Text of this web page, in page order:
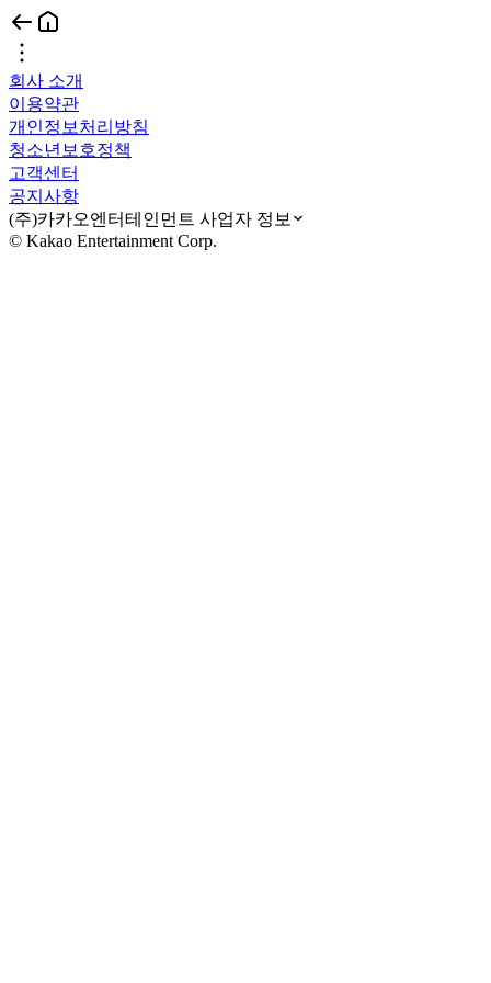
회사 소개
이용약관
개인정보처리방침
청소년보호정책
고객센터
공지사항
(주)카카오엔터테인먼트 사업자 정보
© Kakao Entertainment Corp.